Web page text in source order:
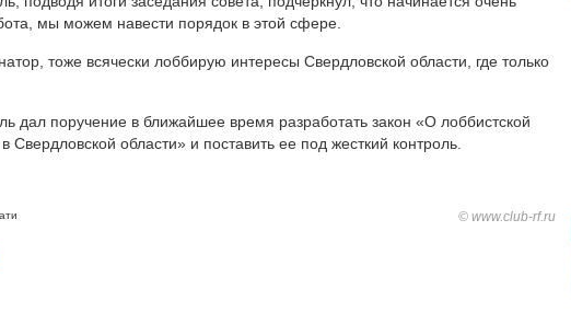
мы можем навести порядок в этой сфере.
тоже всячески лоббирую интересы Свердловской области, где только
дал поручение в ближайшее время разработать закон «О лоббистской
Свердловской области» и поставить ее под жесткий контроль.
© www.club-rf.ru